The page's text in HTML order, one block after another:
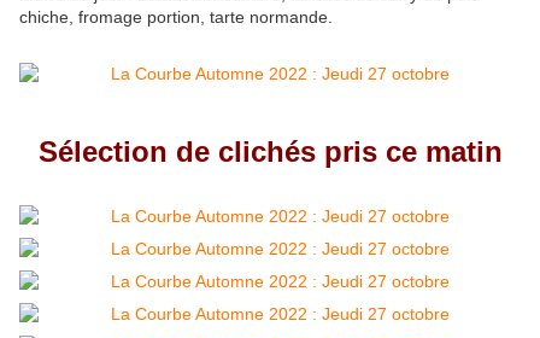
chiche, fromage portion, tarte normande.
Sélection de clichés pris ce matin